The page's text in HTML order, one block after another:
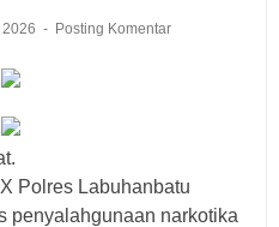
2026 Posting Komentar
Polres Labuhanbatu
penyalahgunaan narkotika